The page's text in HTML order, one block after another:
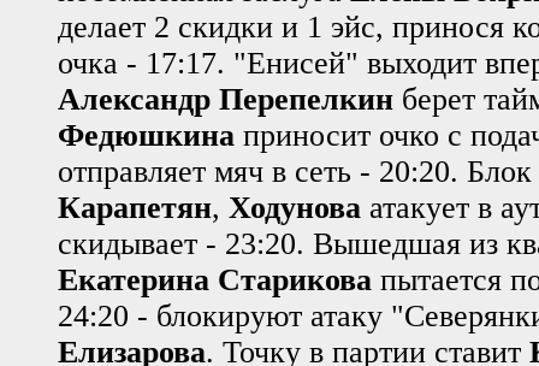
делает 2 скидки и 1 эйс, принося
очка - 17:17. "Енисей" выходит
Александр Перепелкин берет
Федюшкина приносит очко с
отправляет мяч в сеть - 20:20.
Карапетян, Ходунова атакует в
скидывает - 23:20. Вышедшая из
Екатерина Старикова пытается
24:20 - блокируют атаку
Елизарова. Точку в партии ставит